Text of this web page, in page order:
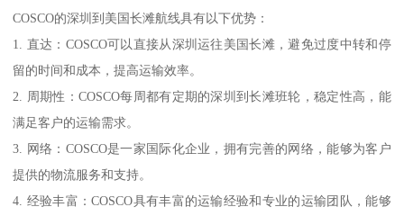
COSCO的深圳到美国长滩航线具有以下优势：
1. 直达：COSCO可以直接从深圳运往美国长滩，避免过度中转和停
留的时间和成本，提高运输效率。
2. 周期性：COSCO每周都有定期的深圳到长滩班轮，稳定性高，能
满足客户的运输需求。
3. 网络：COSCO是一家国际化企业，拥有完善的网络，能够为客户
提供的物流服务和支持。
4. 经验丰富：COSCO具有丰富的运输经验和专业的运输团队，能够